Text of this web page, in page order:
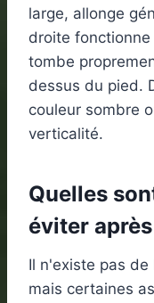
large, allonge
droite
tombe
dessus du pied.
couleur sombre
verticalité.
Quelles
éviter
Il n'existe pas
mais certaines